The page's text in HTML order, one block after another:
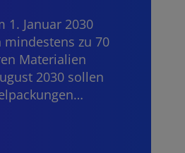
1. Januar 2030
mindestens zu 70
Materialien
2030 sollen